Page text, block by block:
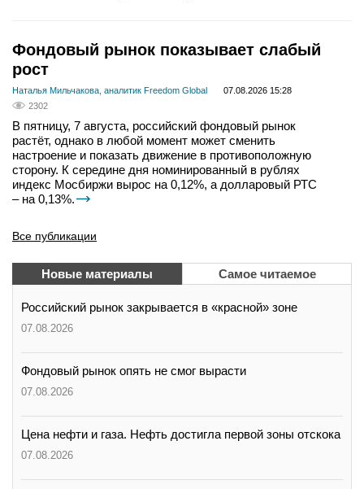
Фондовый рынок показывает слабый
рост
Наталья Мильчакова, аналитик Freedom Global
07.08.2026 15:28
2302
В пятницу, 7 августа, российский фондовый рынок
растёт, однако в любой момент может сменить
настроение и показать движение в противоположную
сторону. К середине дня номинированный в рублях
индекс Мосбиржи вырос на 0,12%, а долларовый РТС
– на 0,13%.
Все публикации
Новые материалы Самое читаемое
Российский рынок закрывается в «красной» зоне
07.08.2026
Фондовый рынок опять не смог вырасти
07.08.2026
Цена нефти и газа. Нефть достигла первой зоны отскока
07.08.2026